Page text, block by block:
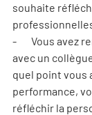
souhaite
-       Vous
avec un
quel point vous
performance,
réfléchir la